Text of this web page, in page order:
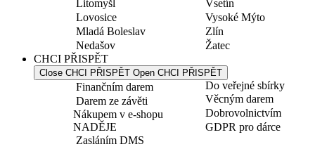
Litomyšl
Lovosice
Mladá Boleslav
Nedašov
Vsetín
Vysoké Mýto
Zlín
Žatec
CHCI PŘISPĚT
Close CHCI PŘISPĚT Open CHCI PŘISPĚT
Finančním darem
Darem ze závěti
Nákupem v e-shopu
NADĚJE
Zasláním DMS
Do veřejné sbírky
Věcným darem
Dobrovolnictvím
GDPR pro dárce